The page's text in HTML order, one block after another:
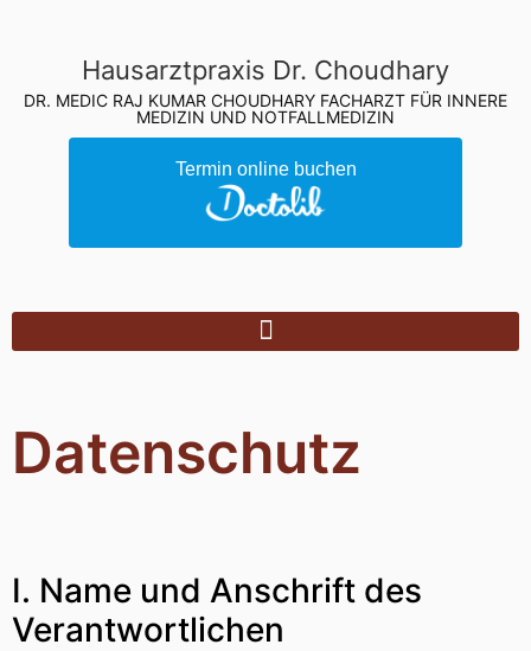
Hausarztpraxis Dr. Choudhary
DR. MEDIC RAJ KUMAR CHOUDHARY FACHARZT FÜR INNERE
MEDIZIN UND NOTFALLMEDIZIN
Termin online buchen
Datenschutz
I. Name und Anschrift des
Verantwortlichen